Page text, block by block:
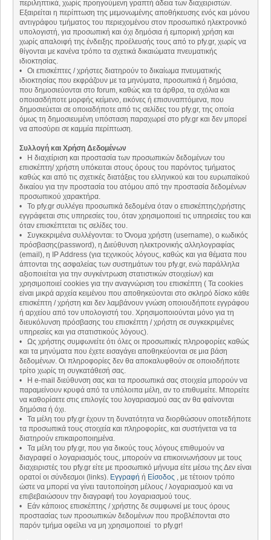
περιληπτικά, χωρίς προηγούμενη γραπτή άδεια των διαχειριστών.
Εξαιρείται η περίπτωση της μεμονωμένης αποθήκευσης ενός και μόνου
αντιγράφου τμήματος του περιεχομένου στον προσωπικό ηλεκτρονικό
υπολογιστή, για προσωπική και όχι δημόσια ή εμπορική χρήση και
χωρίς απαλοιφή της ένδειξης προέλευσής τους από το pfy.gr, χωρίς να
θίγονται με κανένα τρόπο τα σχετικά δικαιώματα πνευματικής
ιδιοκτησίας.
• Οι επισκέπτες / χρήστες διατηρούν το δικαίωμα πνευματικής
ιδιοκτησίας που εκφράζουν με τα μηνύματα, προσωπικά ή δημόσια,
που δημοσιεύονται στο forum, καθώς και τα άρθρα, τα σχόλια και
οποιασδήποτε μορφής κείμενο, εικόνες ή επισυναπτόμενα, που
δημοσιεύεται σε οποιαδήποτε από τις σελίδες του pfy.gr, της οποία
όμως τη δημοσιευμένη υπόσταση παραχωρεί στο pfy.gr και δεν μπορεί
να αποσύρει σε καμμία περίπτωση.
Συλλογή και Χρήση Δεδομένων
• Η διαχείριση και προστασία των προσωπικών δεδομένων του
επισκέπτη/ χρήστη υπόκειται στους όρους του παρόντος τμήματος
καθώς και από τις σχετικές διατάξεις του ελληνικού και του ευρωπαϊκού
δικαίου για την προστασία του ατόμου από την προστασία δεδομένων
προσωπικού χαρακτήρα.
• Το pfy.gr συλλέγει προσωπικά δεδομένα όταν ο επισκέπτης/χρήστης
εγγράφεται στις υπηρεσίες του, όταν χρησιμοποιεί τις υπηρεσίες του και
όταν επισκέπτεται τις σελίδες του.
• Συγκεκριμένα συλλέγονται: το Όνομα χρήστη (username), ο κωδικός
πρόσβασης(password), η Διεύθυνση ηλεκτρονικής αλληλογραφίας
(email), η IP Address (για τεχνικούς λόγους, καθώς και για θέματα που
άπτονται της ασφαλείας των συστημάτων του pfy.gr, ενώ παράλληλα
αξιοποιείται για την συγκέντρωση στατιστικών στοιχείων) και
χρησιμοποιεί cookies για την αναγνώριση του επισκέπτη ( Τα cookies
είναι μικρά αρχεία κειμένου που αποθηκεύονται στο σκληρό δίσκο κάθε
επισκέπτη / χρήστη και δεν λαμβάνουν γνώση οποιουδήποτε εγγράφου
ή αρχείου από τον υπολογιστή του. Χρησιμοποιούνται μόνο για τη
διευκόλυνση πρόσβασης του επισκέπτη / χρήστη σε συγκεκριμένες
υπηρεσίες και για στατιστικούς λόγους).
• Ως χρήστης συμφωνείτε ότι όλες οι προσωπικές πληροφορίες καθώς
και τα μηνύματα που έχετε εισαγάγει αποθηκεύονται σε μια βάση
δεδομένων. Οι πληροφορίες δεν θα αποκαλυφθούν σε οποιοδήποτε
τρίτο χωρίς τη συγκατάθεσή σας.
• Η e-mail διεύθυνση σας και τα προσωπικά σας στοιχεία μπορούν να
παραμείνουν κρυφά από τα υπόλοιπα μέλη, αν το επιθυμείτε. Μπορείτε
να καθορίσετε στις επιλογές του λογαριασμού σας αν θα φαίνονται
δημόσια ή όχι.
• Τα μέλη του pfy.gr έχουν τη δυνατότητα να διορθώσουν οποτεδήποτε
τα προσωπικά τους στοιχεία και πληροφορίες, και συστήνεται να τα
διατηρούν επικαιροποιημένα.
• Τα μέλη του pfy.gr, που για δικούς τους λόγους επιθυμούν να
διαγραφεί ο λογαριασμός τους, μπορούν να επικοινωνήσουν με τους
διαχειριστές του pfy.gr είτε με προσωπικό μήνυμα είτε μέσω της Δεν είναι
ορατοί οι σύνδεσμοι (links). Εγγραφή ή Είσοδος , με τέτοιον τρόπο
ώστε να μπορεί να γίνει ταυτοποίηση μέλους / λογαριασμού και να
επιβεβαιώσουν την διαγραφή του λογαριασμού τους.
• Εάν κάποιος επισκέπτης / χρήστης δε συμφωνεί με τους όρους
προστασίας των προσωπικών δεδομένων που προβλέπονται στο
παρόν τμήμα οφείλει να μη χρησιμοποιεί το pfy.gr!